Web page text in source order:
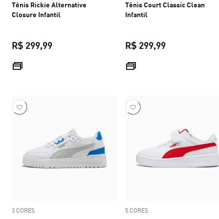
Tênis Rickie Alternative
Closure Infantil
R$ 299,99
preço atual R$ 299,99
Tênis Court Classic Clean
Infantil
R$ 299,99
3 CORES 5 CORES